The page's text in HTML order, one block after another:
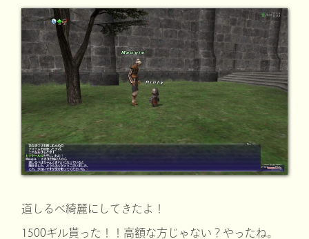
道しるべ綺麗にしてきたよ！
1500ギル貰った！！高額な方じゃない？やったね。